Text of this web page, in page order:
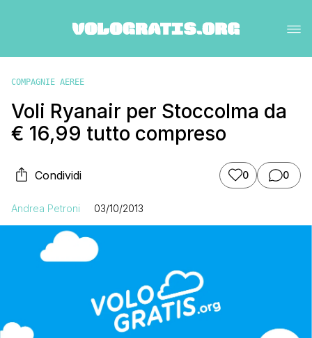
COMPAGNIE AEREE
Voli Ryanair per Stoccolma da
€ 16,99 tutto compreso
Condividi 0 0
Andrea Petroni 03/10/2013